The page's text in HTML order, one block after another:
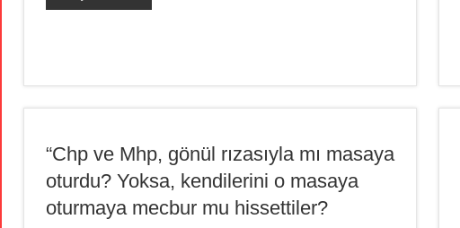
“Chp ve Mhp, gönül rızasıyla mı masaya
oturdu? Yoksa, kendilerini o masaya
oturmaya mecbur mu hissettiler?